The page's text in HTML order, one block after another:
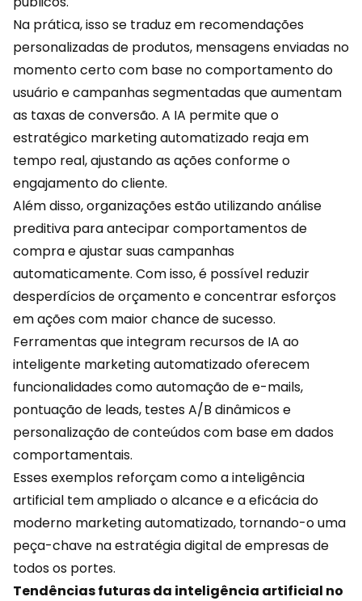
Na prática, isso se traduz em recomendações
personalizadas de produtos, mensagens enviadas no
momento certo com base no comportamento do
usuário e campanhas segmentadas que aumentam
as taxas de conversão. A IA permite que o
estratégico marketing automatizado reaja em
tempo real, ajustando as ações conforme o
engajamento do cliente.
Além disso, organizações estão utilizando análise
preditiva para antecipar comportamentos de
compra e ajustar suas campanhas
automaticamente. Com isso, é possível reduzir
desperdícios de orçamento e concentrar esforços
em ações com maior chance de sucesso.
Ferramentas que integram recursos de IA ao
inteligente marketing automatizado oferecem
funcionalidades como automação de e-mails,
pontuação de leads, testes A/B dinâmicos e
personalização de conteúdos com base em dados
comportamentais.
Esses exemplos reforçam como ainteligência
artificial tem ampliado o alcance e a eficácia do
moderno marketing automatizado, tornando-o uma
peça-chave na estratégia digital de empresas de
todos os portes.
Tendências futuras da inteligência artificial no